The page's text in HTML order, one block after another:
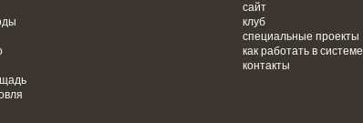
сайт
клуб
специальные проекты
как работать в системе
контакты